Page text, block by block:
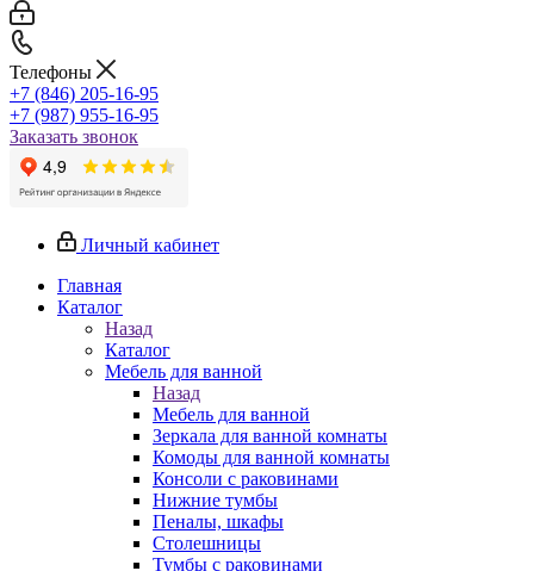
Телефоны
+7 (846) 205-16-95
+7 (987) 955-16-95
Заказать звонок
Личный кабинет
Главная
Каталог
Назад
Каталог
Мебель для ванной
Назад
Мебель для ванной
Зеркала для ванной комнаты
Комоды для ванной комнаты
Консоли с раковинами
Нижние тумбы
Пеналы, шкафы
Столешницы
Тумбы с раковинами